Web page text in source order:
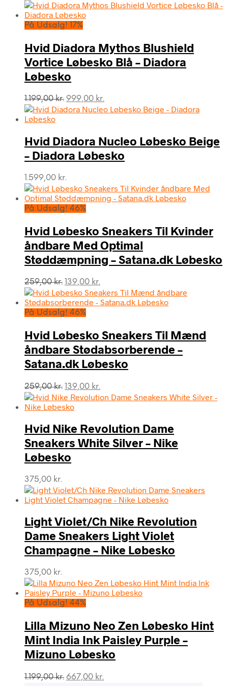
På Udsalg! 17%
Hvid Diadora Mythos Blushield
Vortice Løbesko Blå – Diadora
Løbesko
1.199,00kr. Den
oprindelige
1.199,00 kr..
999,00 kr.
aktuelle
999,00 kr..
Hvid Diadora Nucleo Løbesko Beige
– Diadora Løbesko
1.599,00 kr.
På Udsalg! 46%
Hvid Løbesko Sneakers Til Kvinder
åndbare Med Optimal
Støddæmpning – Satana.dk Løbesko
259,00kr. Den
oprindelige
pris
var:
139,00 kr.
aktuelle
pris
På Udsalg! 46%
Hvid Løbesko Sneakers Til Mænd
åndbare Stødabsorberende –
Satana.dk Løbesko
259,00kr. Den
oprindelige
pris
259,00 kr..
139,00 kr.
aktuelle
139,00 kr..
Hvid Nike Revolution Dame
Sneakers White Silver – Nike
Løbesko
375,00 kr.
Light Violet/Ch Nike Revolution
Dame Sneakers Light Violet
Champagne – Nike Løbesko
375,00 kr.
På Udsalg! 44%
Lilla Mizuno Neo Zen Løbesko Hint
Mint India Ink Paisley Purple –
Mizuno Løbesko
1.199,00kr. Den
667,00 kr.